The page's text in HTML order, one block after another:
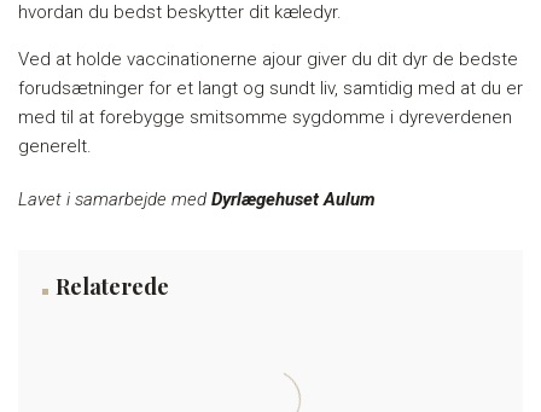
hvordan du bedst beskytter dit kæledyr.
Ved at holde vaccinationerne ajour giver du dit dyr de bedste
forudsætninger for et langt og sundt liv, samtidig med at du er
med til at forebygge smitsomme sygdomme i dyreverdenen
generelt.
Lavet i samarbejde med Dyrlægehuset Aulum
Relaterede